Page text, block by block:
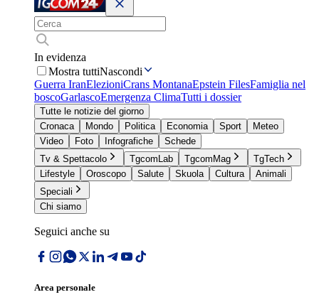
In evidenza
Mostra tuttiNascondi
Guerra IranElezioniCrans MontanaEpstein FilesFamiglia nel
boscoGarlascoEmergenza ClimaTutti i dossier
Tutte le notizie del giorno
Cronaca
Mondo Politica Economia Sport
Meteo
Video
Foto Infografiche
Schede
Tv & Spettacolo
TgcomLab TgcomMag
TgTech
Lifestyle
Oroscopo Salute Skuola Cultura
Animali
Speciali
Chi siamo
Seguici anche su
Area personale